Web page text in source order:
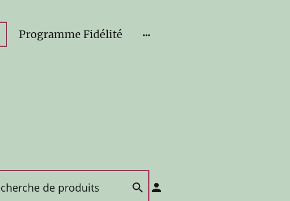
Programme Fidélité